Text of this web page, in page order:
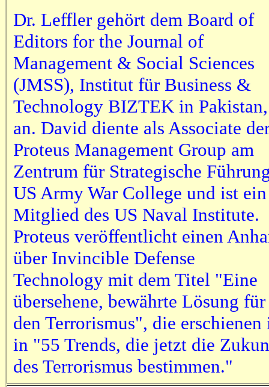
Dr. Leffler gehört dem Board of
Editors for the Journal of
Management & Social Sciences
(JMSS), Institut für Business &
Technology BIZTEK in Pakistan,
an. David diente als Associate
Proteus Management Group am
Zentrum für Strategische
US Army War College und ist ein
Mitglied des US Naval Institute.
Proteus veröffentlicht einen
über Invincible Defense
Technology mit dem Titel "Eine
übersehene, bewährte Lösung für
den Terrorismus", die erschienen
in "55 Trends, die jetzt die
des Terrorismus bestimmen."